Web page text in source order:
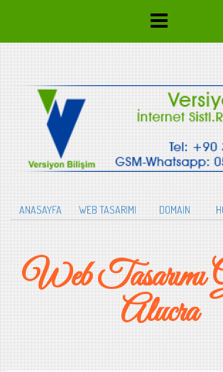
ANASAYFA WEB TASARIMI DOMAİN
Web Tasarımı
Alucra